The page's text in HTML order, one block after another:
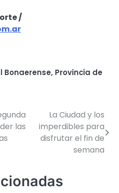
/
Bonaerense, Provincia de
las
La Ciudad y los
imperdibles para
disfrutar el fin de
semana